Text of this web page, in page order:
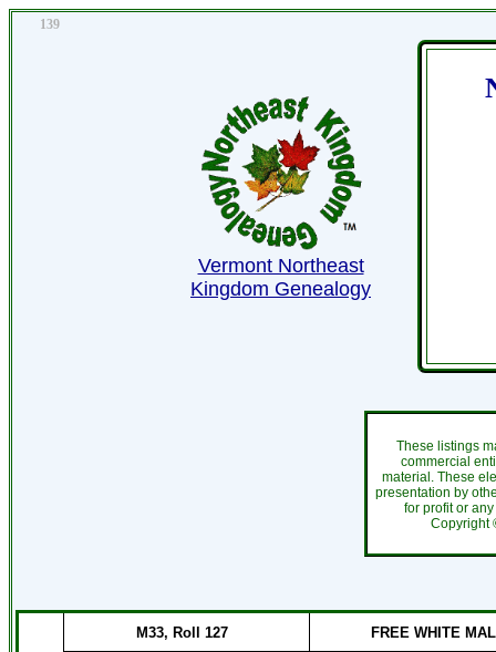
139
Vermont Northeast
Kingdom Genealogy
These listings
commercial
material. These
presentation by
for profit or
Copyright
M33, Roll 127 FREE WHITE